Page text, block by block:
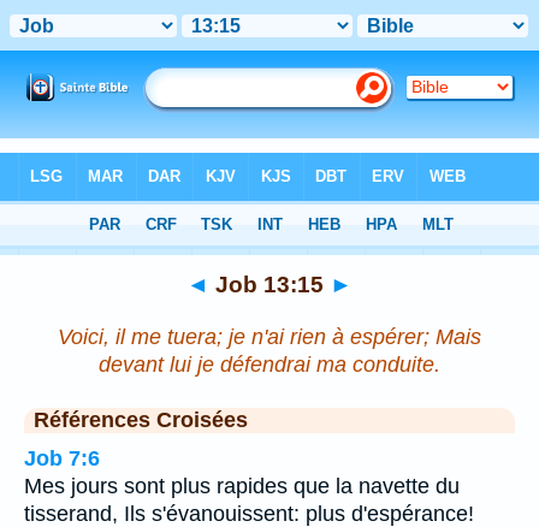
Chapitre 13 > Verset 15
◄ Job 13:15 ►
Voici, il me tuera; je n'ai rien à espérer; Mais
devant lui je défendrai ma conduite.
Références Croisées
Job 7:6
Mes jours sont plus rapides que la navette du
tisserand, Ils s'évanouissent: plus d'espérance!